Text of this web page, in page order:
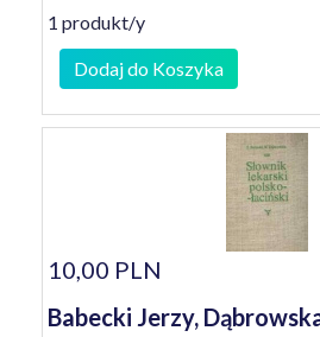
1 produkt/y
Dodaj do Koszyka
10,00 PLN
Babecki Jerzy,